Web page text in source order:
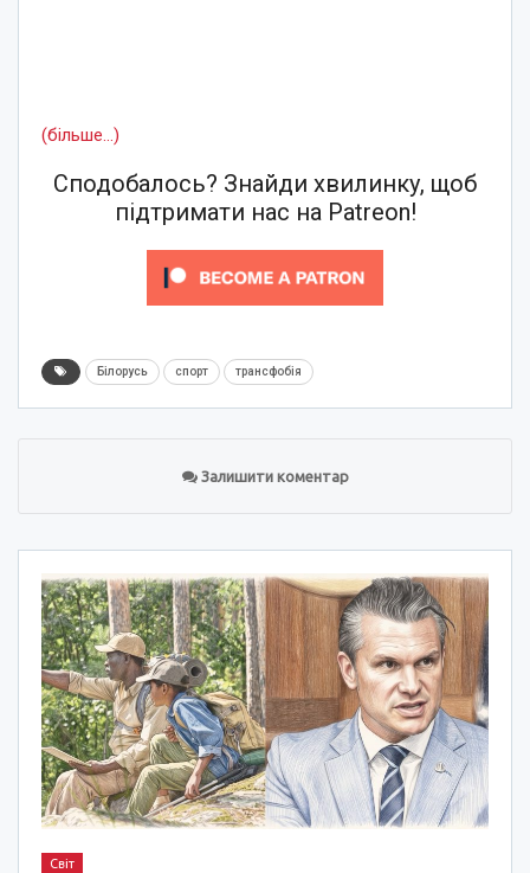
(більше…)
Сподобалось? Знайди хвилинку, щоб
підтримати нас на Patreon!
Білорусь спорт трансфобія
Залишити коментар
Світ